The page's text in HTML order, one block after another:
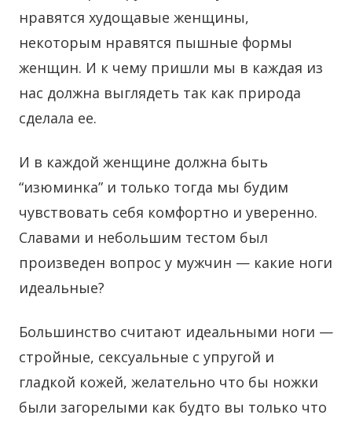
нравятся худощавые женщины,
некоторым нравятся пышные формы
женщин. И к чему пришли мы в каждая из
нас должна выглядеть так как природа
сделала ее.
И в каждой женщине должна быть
“изюминка” и только тогда мы будим
чувствовать себя комфортно и уверенно.
Славами и небольшим тестом был
произведен вопрос у мужчин — какие ноги
идеальные?
Большинство считают идеальными ноги —
стройные, сексуальные с упругой и
гладкой кожей, желательно что бы ножки
были загорелыми как будто вы только что